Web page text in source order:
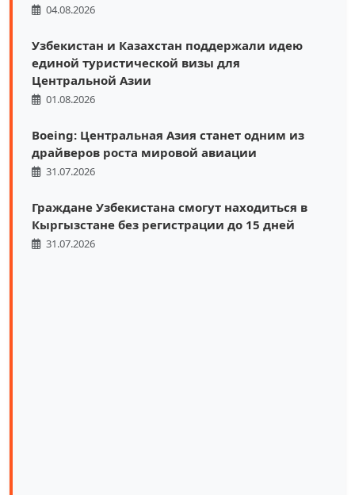
04.08.2026
Узбекистан и Казахстан поддержали идею
единой туристической визы для
Центральной Азии
01.08.2026
Boeing: Центральная Азия станет одним из
драйверов роста мировой авиации
31.07.2026
Граждане Узбекистана смогут находиться в
Кыргызстане без регистрации до 15 дней
31.07.2026